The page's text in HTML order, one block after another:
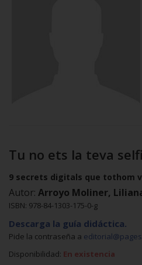
Tu no ets la teva
9 secrets digitals que tothom
Autor: Arroyo Moliner,
ISBN: 978-84-1303-175-0-g
Descarga la guía didáctica.
Pide la contraseña a
Disponibilidad: En existencia